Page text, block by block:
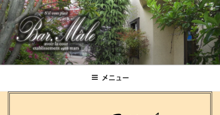
コ
ン
テ
ン
ツ
へBar.Male メニュー